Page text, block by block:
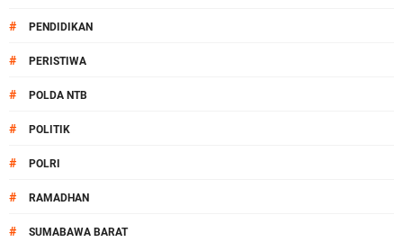
# PENDIDIKAN
# PERISTIWA
# POLDA NTB
# POLITIK
# POLRI
# RAMADHAN
# SUMABAWA BARAT